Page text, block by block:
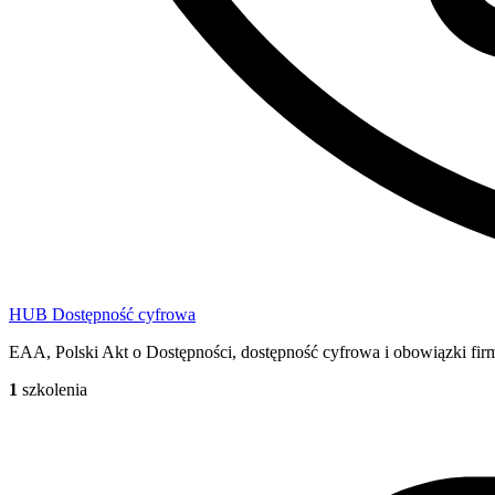
HUB Dostępność cyfrowa
EAA, Polski Akt o Dostępności, dostępność cyfrowa i obowiązki
1 szkolenia